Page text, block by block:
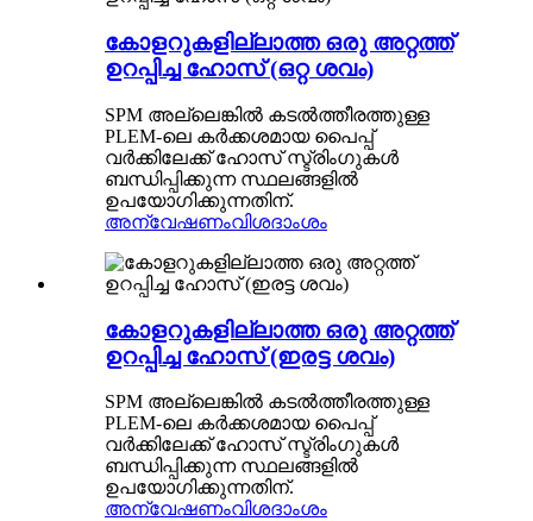
കോളറുകളില്ലാത്ത ഒരു അറ്റത്ത്
ഉറപ്പിച്ച ഹോസ് (ഒറ്റ ശവം)
SPM അല്ലെങ്കിൽ കടൽത്തീരത്തുള്ള
PLEM-ലെ കർക്കശമായ പൈപ്പ്
വർക്കിലേക്ക് ഹോസ് സ്ട്രിംഗുകൾ
ബന്ധിപ്പിക്കുന്ന സ്ഥലങ്ങളിൽ
ഉപയോഗിക്കുന്നതിന്.
അന്വേഷണംവിശദാംശം
കോളറുകളില്ലാത്ത ഒരു അറ്റത്ത്
ഉറപ്പിച്ച ഹോസ് (ഇരട്ട ശവം)
SPM അല്ലെങ്കിൽ കടൽത്തീരത്തുള്ള
PLEM-ലെ കർക്കശമായ പൈപ്പ്
വർക്കിലേക്ക് ഹോസ് സ്ട്രിംഗുകൾ
ബന്ധിപ്പിക്കുന്ന സ്ഥലങ്ങളിൽ
ഉപയോഗിക്കുന്നതിന്.
അന്വേഷണംവിശദാംശം